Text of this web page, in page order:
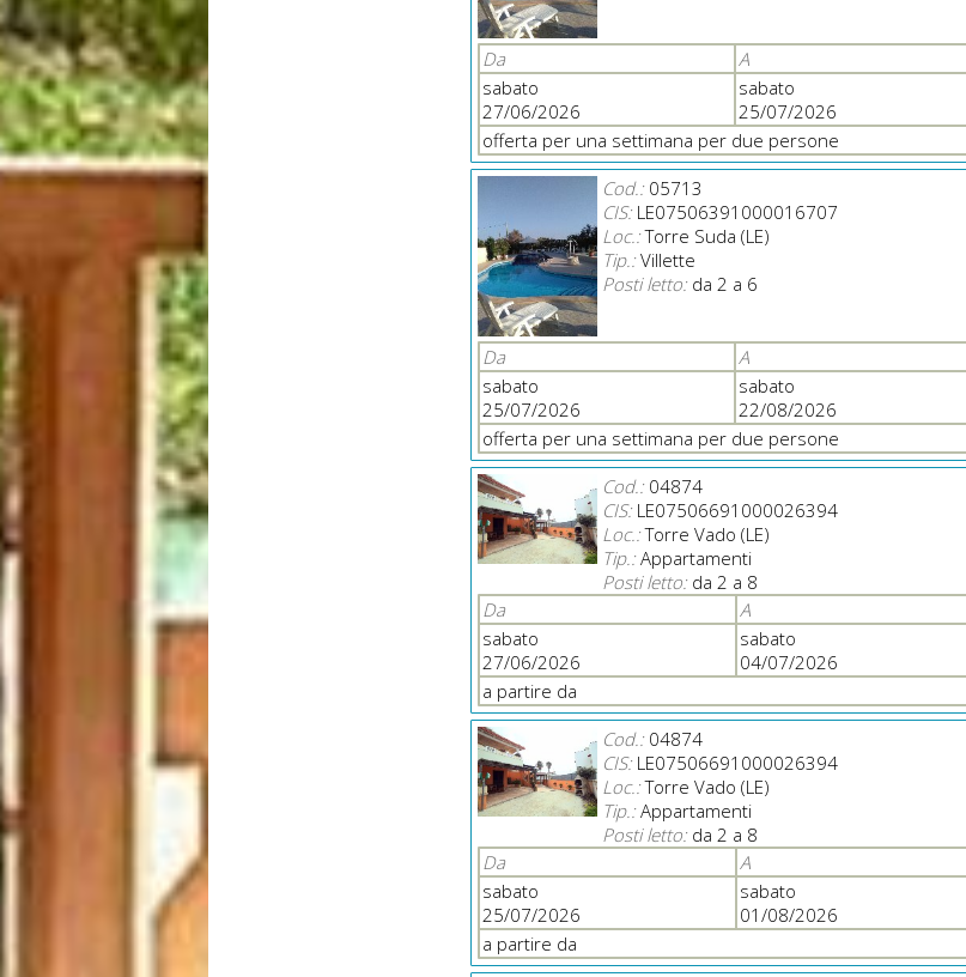
Da A
sabato
27/06/2026
sabato
25/07/2026
offerta per una settimana per due persone
Cod.:05713
CIS:LE07506391000016707
Loc.:Torre Suda (LE)
Tip.:Villette
Posti letto:da 2 a 6
Da A
sabato
25/07/2026
sabato
22/08/2026
offerta per una settimana per due persone
Cod.:04874
CIS:LE07506691000026394
Loc.:Torre Vado (LE)
Tip.:Appartamenti
Posti letto:da 2 a 8
Da
A
sabato
27/06/2026
sabato
04/07/2026
a partire da
Cod.:04874
CIS:LE07506691000026394
Loc.:Torre Vado (LE)
Tip.:Appartamenti
Posti letto:da 2 a 8
Da
A
sabato
25/07/2026
sabato
01/08/2026
a partire da